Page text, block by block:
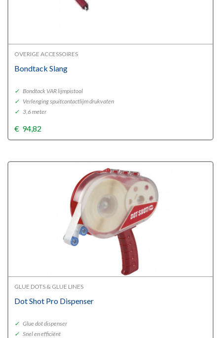
OVERIGE ACCESSOIRES
Bondtack Slang
✓ Bondtack VAR lijmpistool
✓ Verlenging spuitcontactlijm drukvaten
✓ 3,6 meter
€ 94,82
GLUE DOTS & GLUE LINES
Dot Shot Pro Dispenser
✓ Glue dot dispenser
✓ Snel en efficiënt